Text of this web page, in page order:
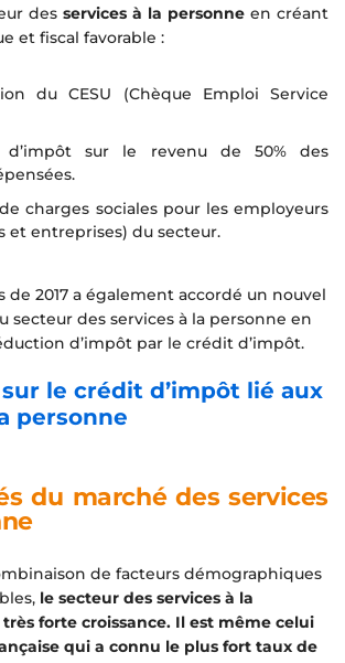
des services à la personne en créant
et fiscal favorable :
du CESU (Chèque Emploi Service
d’impôt sur le revenu de 50% des
charges sociales pour les employeurs
et entreprises) du secteur.
de 2017 a également accordé un nouvel
secteur des services à la personne en
d’impôt par le crédit d’impôt.
sur le crédit d’impôt lié aux
personne
du marché des services
de facteurs démographiques
le secteur des services à la
forte croissance. Il est même celui
qui a connu le plus fort taux de